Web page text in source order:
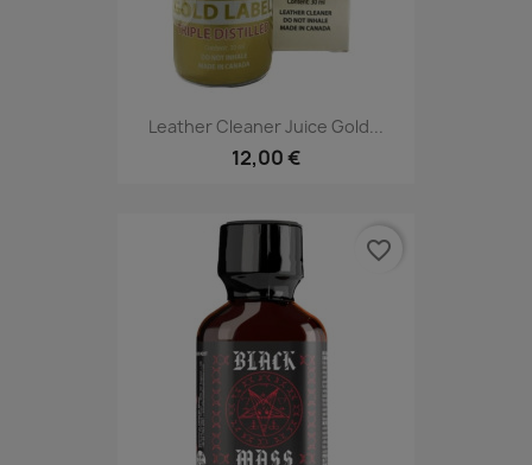
Leather Cleaner Juice Gold...
12,00 €
favorite_border